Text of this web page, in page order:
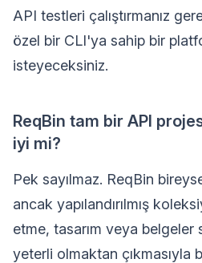
API testleri çalıştırmanız
özel bir CLI'ya sahip bir
isteyeceksiniz.
ReqBin tam bir API
iyi mi?
Pek sayılmaz. ReqBin
ancak yapılandırılmış
etme, tasarım veya belgeler
yeterli olmaktan çıkmasıyla